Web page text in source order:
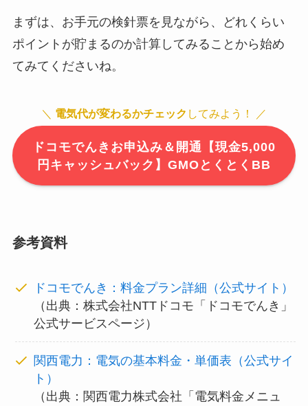
まずは、お手元の検針票を見ながら、どれくらい
ポイントが貯まるのか計算してみることから始め
てみてくださいね。
＼ 電気代が変わるかチェック してみよう！ ／
ドコモでんきお申込み＆開通【現金5,000
円キャッシュバック】GMOとくとくBB
参考資料
ドコモでんき：料金プラン詳細（公式サイト）
（出典：株式会社NTTドコモ「ドコモでんき」
公式サービスページ）
関西電力：電気の基本料金・単価表（公式サイ
ト）
（出典：関西電力株式会社「電気料金メニュ